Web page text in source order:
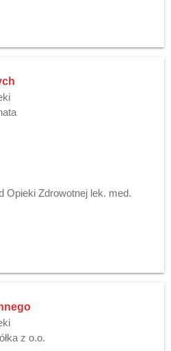
Opieki Zdrowotnej lek. med.
z o.o.